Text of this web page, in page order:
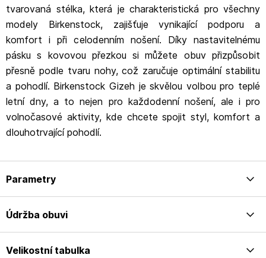
tvarovaná stélka, která je charakteristická pro všechny
modely Birkenstock, zajišťuje vynikající podporu a
komfort i při celodenním nošení. Díky nastavitelnému
pásku s kovovou přezkou si můžete obuv přizpůsobit
přesně podle tvaru nohy, což zaručuje optimální stabilitu
a pohodlí. Birkenstock Gizeh je skvělou volbou pro teplé
letní dny, a to nejen pro každodenní nošení, ale i pro
volnočasové aktivity, kde chcete spojit styl, komfort a
dlouhotrvající pohodlí.
Parametry
Údržba obuvi
Velikostní tabulka